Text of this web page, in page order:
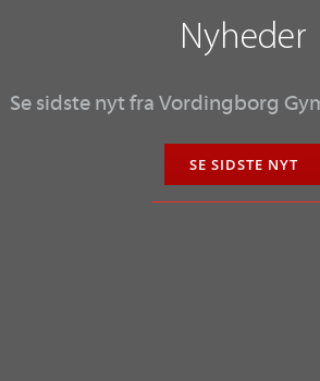
Nyheder
Se sidste nyt fra Vordingborg
SE SIDSTE NYT